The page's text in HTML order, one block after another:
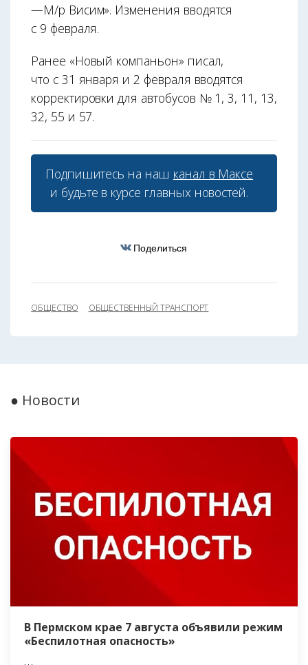
—М/р Висим». Изменения вводятся
с 9 февраля.
Ранее «Новый компаньон» писал,
что с 31 января и 2 февраля вводятся
корректировки для автобусов № 1, 3, 11, 13,
32, 55 и 57.
Подпишитесь на наш канал в Максе
и будьте в курсе главных новостей.
Поделиться
ОБЩЕСТВО ОБЩЕСТВЕННЫЙ ТРАНСПОРТ
● Новости
В Пермском крае 7 августа объявили режим
«Беспилотная опасность»